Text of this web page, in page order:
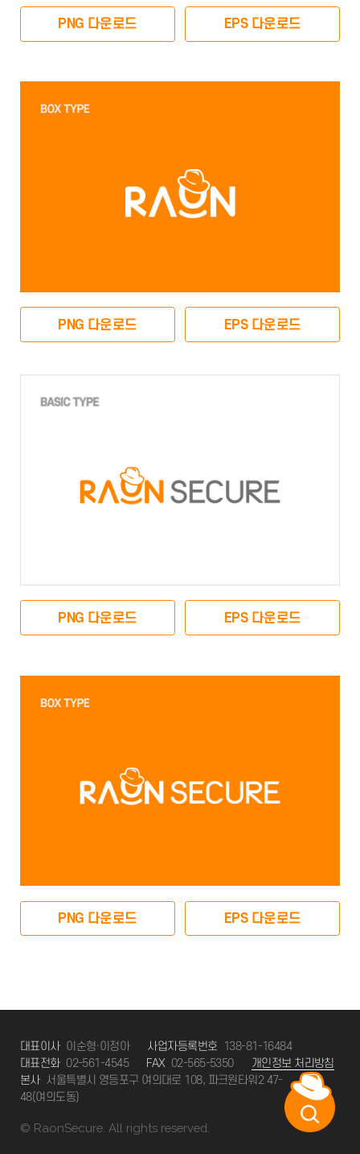
PNG 다운로드 EPS 다운로드
PNG 다운로드 EPS 다운로드
PNG 다운로드 EPS 다운로드
PNG 다운로드 EPS 다운로드
대표이사 이순형·이정아 사업자등록번호
138-81-16484
대표전화 02-561-4545 FAX 02-565-5350
개인정보 처리방침
본사 서울특별시 영등포구 여의대로 108, 파크원타워2 47-
48(여의도동)
© RaonSecure. All rights reserved.